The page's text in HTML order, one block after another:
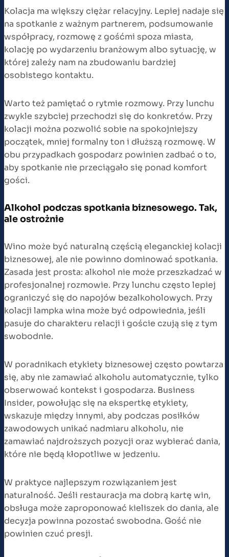
Kolacja ma większy ciężar relacyjny. Lepiej nadaje się
na spotkanie z ważnym partnerem, podsumowanie
współpracy, rozmowę z gośćmi spoza miasta,
kolację po wydarzeniu branżowym albo sytuację, w
której zależy nam na zbudowaniu bardziej
osobistego kontaktu.
Warto też pamiętać o rytmie rozmowy. Przy lunchu
zwykle szybciej przechodzi się do konkretów. Przy
kolacji można pozwolić sobie na spokojniejszy
początek, mniej formalny ton i dłuższą rozmowę. W
obu przypadkach gospodarz powinien zadbać o to,
aby spotkanie nie przeciągało się ponad komfort
gości.
Alkohol podczas spotkania biznesowego. Tak,
ale ostrożnie
Wino może być naturalną częścią eleganckiej kolacji
biznesowej, ale nie powinno dominować spotkania.
Zasada jest prosta: alkohol nie może przeszkadzać w
profesjonalnej rozmowie. Przy lunchu często lepiej
ograniczyć się do napojów bezalkoholowych. Przy
kolacji lampka wina może być odpowiednia, jeśli
pasuje do charakteru relacji i goście czują się z tym
swobodnie.
W poradnikach etykiety biznesowej często powtarza
się, aby nie zamawiać alkoholu automatycznie, tylko
obserwować kontekst i gospodarza. Business
Insider, powołując się na ekspertkę etykiety,
wskazuje między innymi, aby podczas posiłków
zawodowych unikać nadmiaru alkoholu, nie
zamawiać najdroższych pozycji oraz wybierać dania,
które nie będą kłopotliwe w jedzeniu.
W praktyce najlepszym rozwiązaniem jest
naturalność. Jeśli restauracja ma dobrą kartę win,
obsługa może zaproponować kieliszek do dania, ale
decyzja powinna pozostać swobodna. Gość nie
powinien czuć presji.